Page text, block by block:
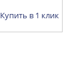
Купить в 1 клик